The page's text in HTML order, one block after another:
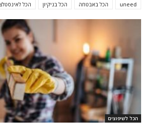
uneed הכל באבטחה הכל בניקיון הכל
הכל לשיפוצים